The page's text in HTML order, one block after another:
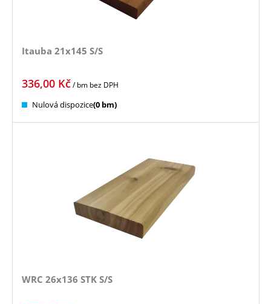
Itauba 21x145 S/S
336,00 Kč/ bm bez DPH
Nulová dispozice(0 bm)
WRC 26x136 STK S/S